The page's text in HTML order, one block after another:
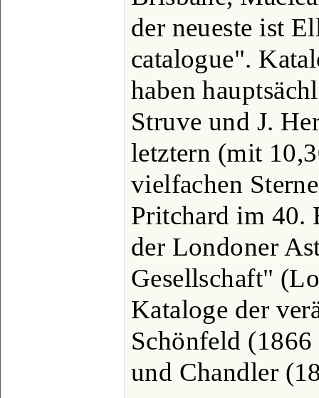
der neueste ist
catalogue".
haben
Struve und J.
letztern (mit
vielfachen
Pritchard im 40.
der Londoner
Gesellschaft"
Kataloge der
Schönfeld
und Chandler